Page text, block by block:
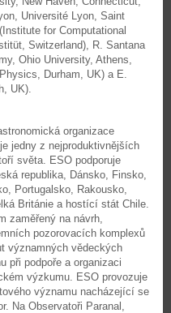
Université Lyon, Saint
for Computational
Switzerland), R. Santana
Ohio University, Athens,
Durham, UK) a E.
UK).
organizace
jedny z nejproduktivnějších
světa. ESO podporuje
republika, Dánsko, Finsko,
Portugalsko, Rakousko,
Británie a hostící stát Chile.
zaměřený na návrh,
pozorovacích komplexů
významných vědeckých
při podpoře a organizaci
výzkumu. ESO provozuje
významu nacházející se
Na Observatoři Paranal,